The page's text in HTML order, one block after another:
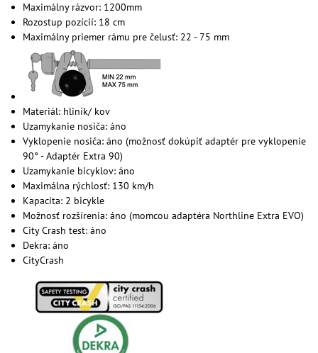
Maximálny rázvor: 1200mm
Rozostup pozícií: 18 cm
Maximálny priemer rámu pre čelusť: 22 - 75 mm
Materiál: hliník/ kov
Uzamykanie nosiča: áno
Vyklopenie nosiča: áno (možnosť dokúpiť adaptér pre vyklopenie
90° - Adaptér Extra 90)
Uzamykanie bicyklov: áno
Maximálna rýchlosť: 130 km/h
Kapacita: 2 bicykle
Možnosť rozšírenia: áno (momcou adaptéra Northline Extra EVO)
City Crash test: áno
Dekra: áno
CityCrash